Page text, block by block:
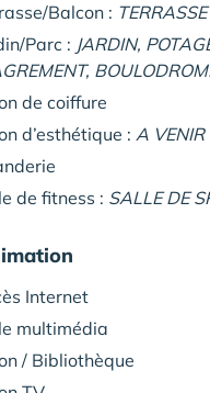
Balcon :
Parc : JARDIN,
de coiffure
d’esthétique : A VENIR
de fitness : SALLE DE
Internet
multimédia
/ Bibliothèque